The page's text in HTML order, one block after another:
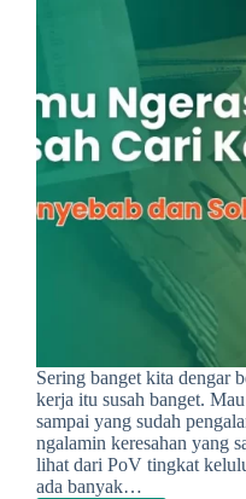
Sering banget kita dengar
kerja itu susah banget.
sampai yang sudah
ngalamin keresahan yang
lihat dari PoV tingkat
ada banyak…